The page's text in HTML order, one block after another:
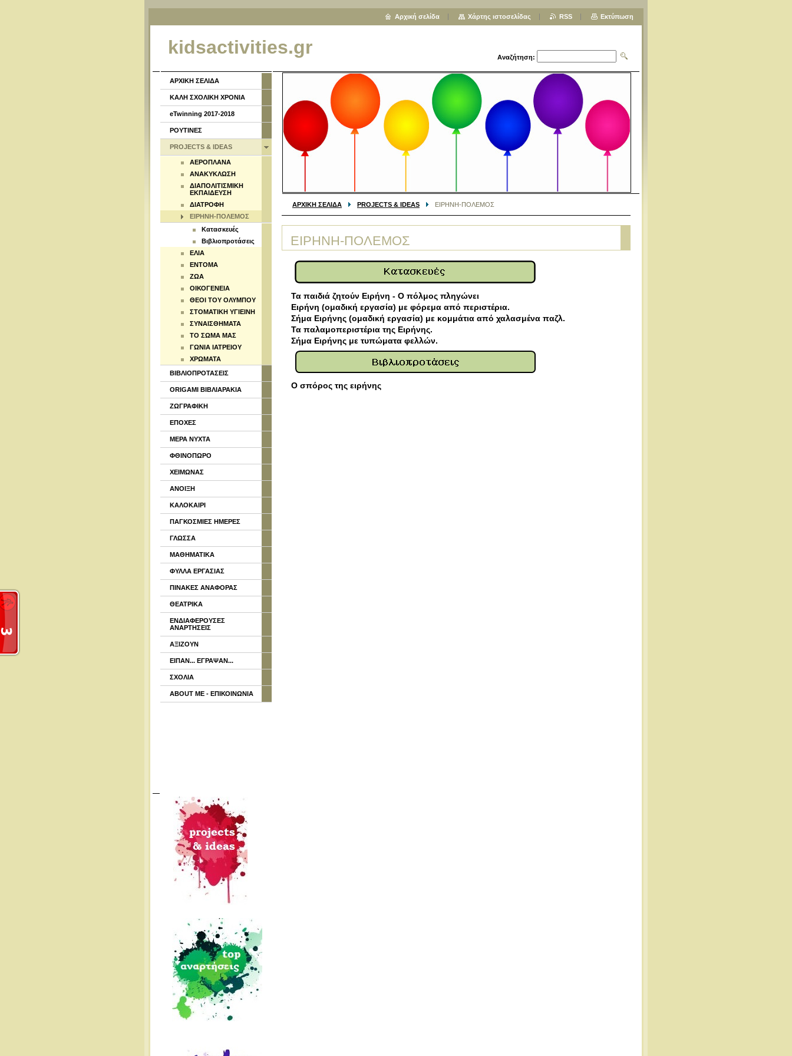
kidsactivities.gr Αναζήτηση:
ΑΡΧΙΚΗ ΣΕΛΙΔΑ PROJECTS & IDEAS ΕΙΡΗΝΗ-ΠΟΛΕΜΟΣ
ΕΙΡΗΝΗ-ΠΟΛΕΜΟΣ
Τα παιδιά ζητούν Ειρήνη - Ο πόλμος πληγώνει
Ειρήνη (ομαδική εργασία) με φόρεμα από περιστέρια.
Σήμα Ειρήνης (ομαδική εργασία) με κομμάτια από χαλασμένα παζλ.
Τα παλαμοπεριστέρια της Ειρήνης.
Σήμα Ειρήνης με τυπώματα φελλών.
Ο σπόρος της ειρήνης
ΑΡΧΙΚΗ ΣΕΛΙΔΑ
ΚΑΛΗ ΣΧΟΛΙΚΗ ΧΡΟΝΙΑ
eTwinning 2017-2018
ΡΟΥΤΙΝΕΣ
PROJECTS & IDEAS
ΑΕΡΟΠΛΑΝΑ
ΑΝΑΚΥΚΛΩΣΗ
ΔΙΑΠΟΛΙΤΙΣΜΙΚΗ
ΕΚΠΑΙΔΕΥΣΗ
ΔΙΑΤΡΟΦΗ
ΕΙΡΗΝΗ-ΠΟΛΕΜΟΣ
Κατασκευές
Βιβλιοπροτάσεις
ΕΛΙΑ
ΕΝΤΟΜΑ
ΖΩΑ
ΟΙΚΟΓΕΝΕΙΑ
ΘΕΟΙ ΤΟΥ ΟΛΥΜΠΟΥ
ΣΤΟΜΑΤΙΚΗ ΥΓΙΕΙΝΗ
ΣΥΝΑΙΣΘΗΜΑΤΑ
ΤΟ ΣΩΜΑ ΜΑΣ
ΓΩΝΙΑ ΙΑΤΡΕΙΟΥ
ΧΡΩΜΑΤΑ
ΒΙΒΛΙΟΠΡΟΤΑΣΕΙΣ
ORIGAMI ΒΙΒΛΙΑΡΑΚΙΑ
ΖΩΓΡΑΦΙΚΗ
ΕΠΟΧΕΣ
ΜΕΡΑ ΝΥΧΤΑ
ΦΘΙΝΟΠΩΡΟ
ΧΕΙΜΩΝΑΣ
ΑΝΟΙΞΗ
ΚΑΛΟΚΑΙΡΙ
ΠΑΓΚΟΣΜΙΕΣ ΗΜΕΡΕΣ
ΓΛΩΣΣΑ
ΜΑΘΗΜΑΤΙΚΑ
ΦΥΛΛΑ ΕΡΓΑΣΙΑΣ
ΠΙΝΑΚΕΣ ΑΝΑΦΟΡΑΣ
ΘΕΑΤΡΙΚΑ
ΕΝΔΙΑΦΕΡΟΥΣΕΣ
ΑΝΑΡΤΗΣΕΙΣ
ΑΞΙΖΟΥΝ
ΕΙΠΑΝ... ΕΓΡΑΨΑΝ...
ΣΧΟΛΙΑ
ABOUT ME - ΕΠΙΚΟΙΝΩΝΙΑ
Αρχική σελίδα Χάρτης ιστοσελίδας RSS Εκτύπωση